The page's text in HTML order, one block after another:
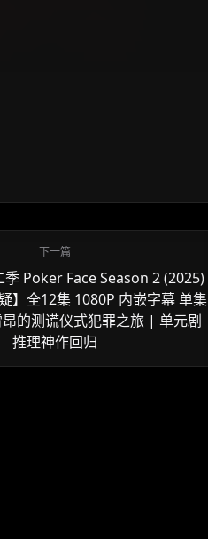
季 Poker Face Season 2 (2025)
】全12集 1080P 内嵌字幕 单集
的测谎仪式犯罪之旅 | 单元剧
推理神作回归